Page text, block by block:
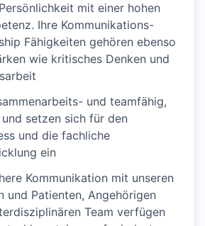
mit einer hohen
Ihre Kommunikations-
Fähigkeiten gehören ebenso
wie kritisches Denken und
und teamfähig,
setzen sich für den
und die fachliche
ein
Kommunikation mit unseren
und Patienten, Angehörigen
Team verfügen